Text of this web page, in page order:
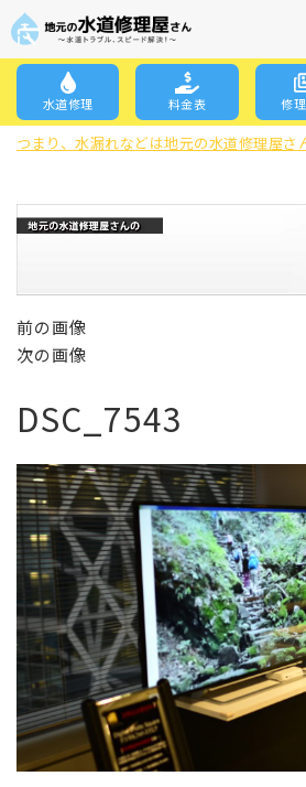
Skip
main
content
水道修理 料金表 修
つまり、水漏れなどは地元の水道修理屋
前の画像
次の画像
DSC_7543